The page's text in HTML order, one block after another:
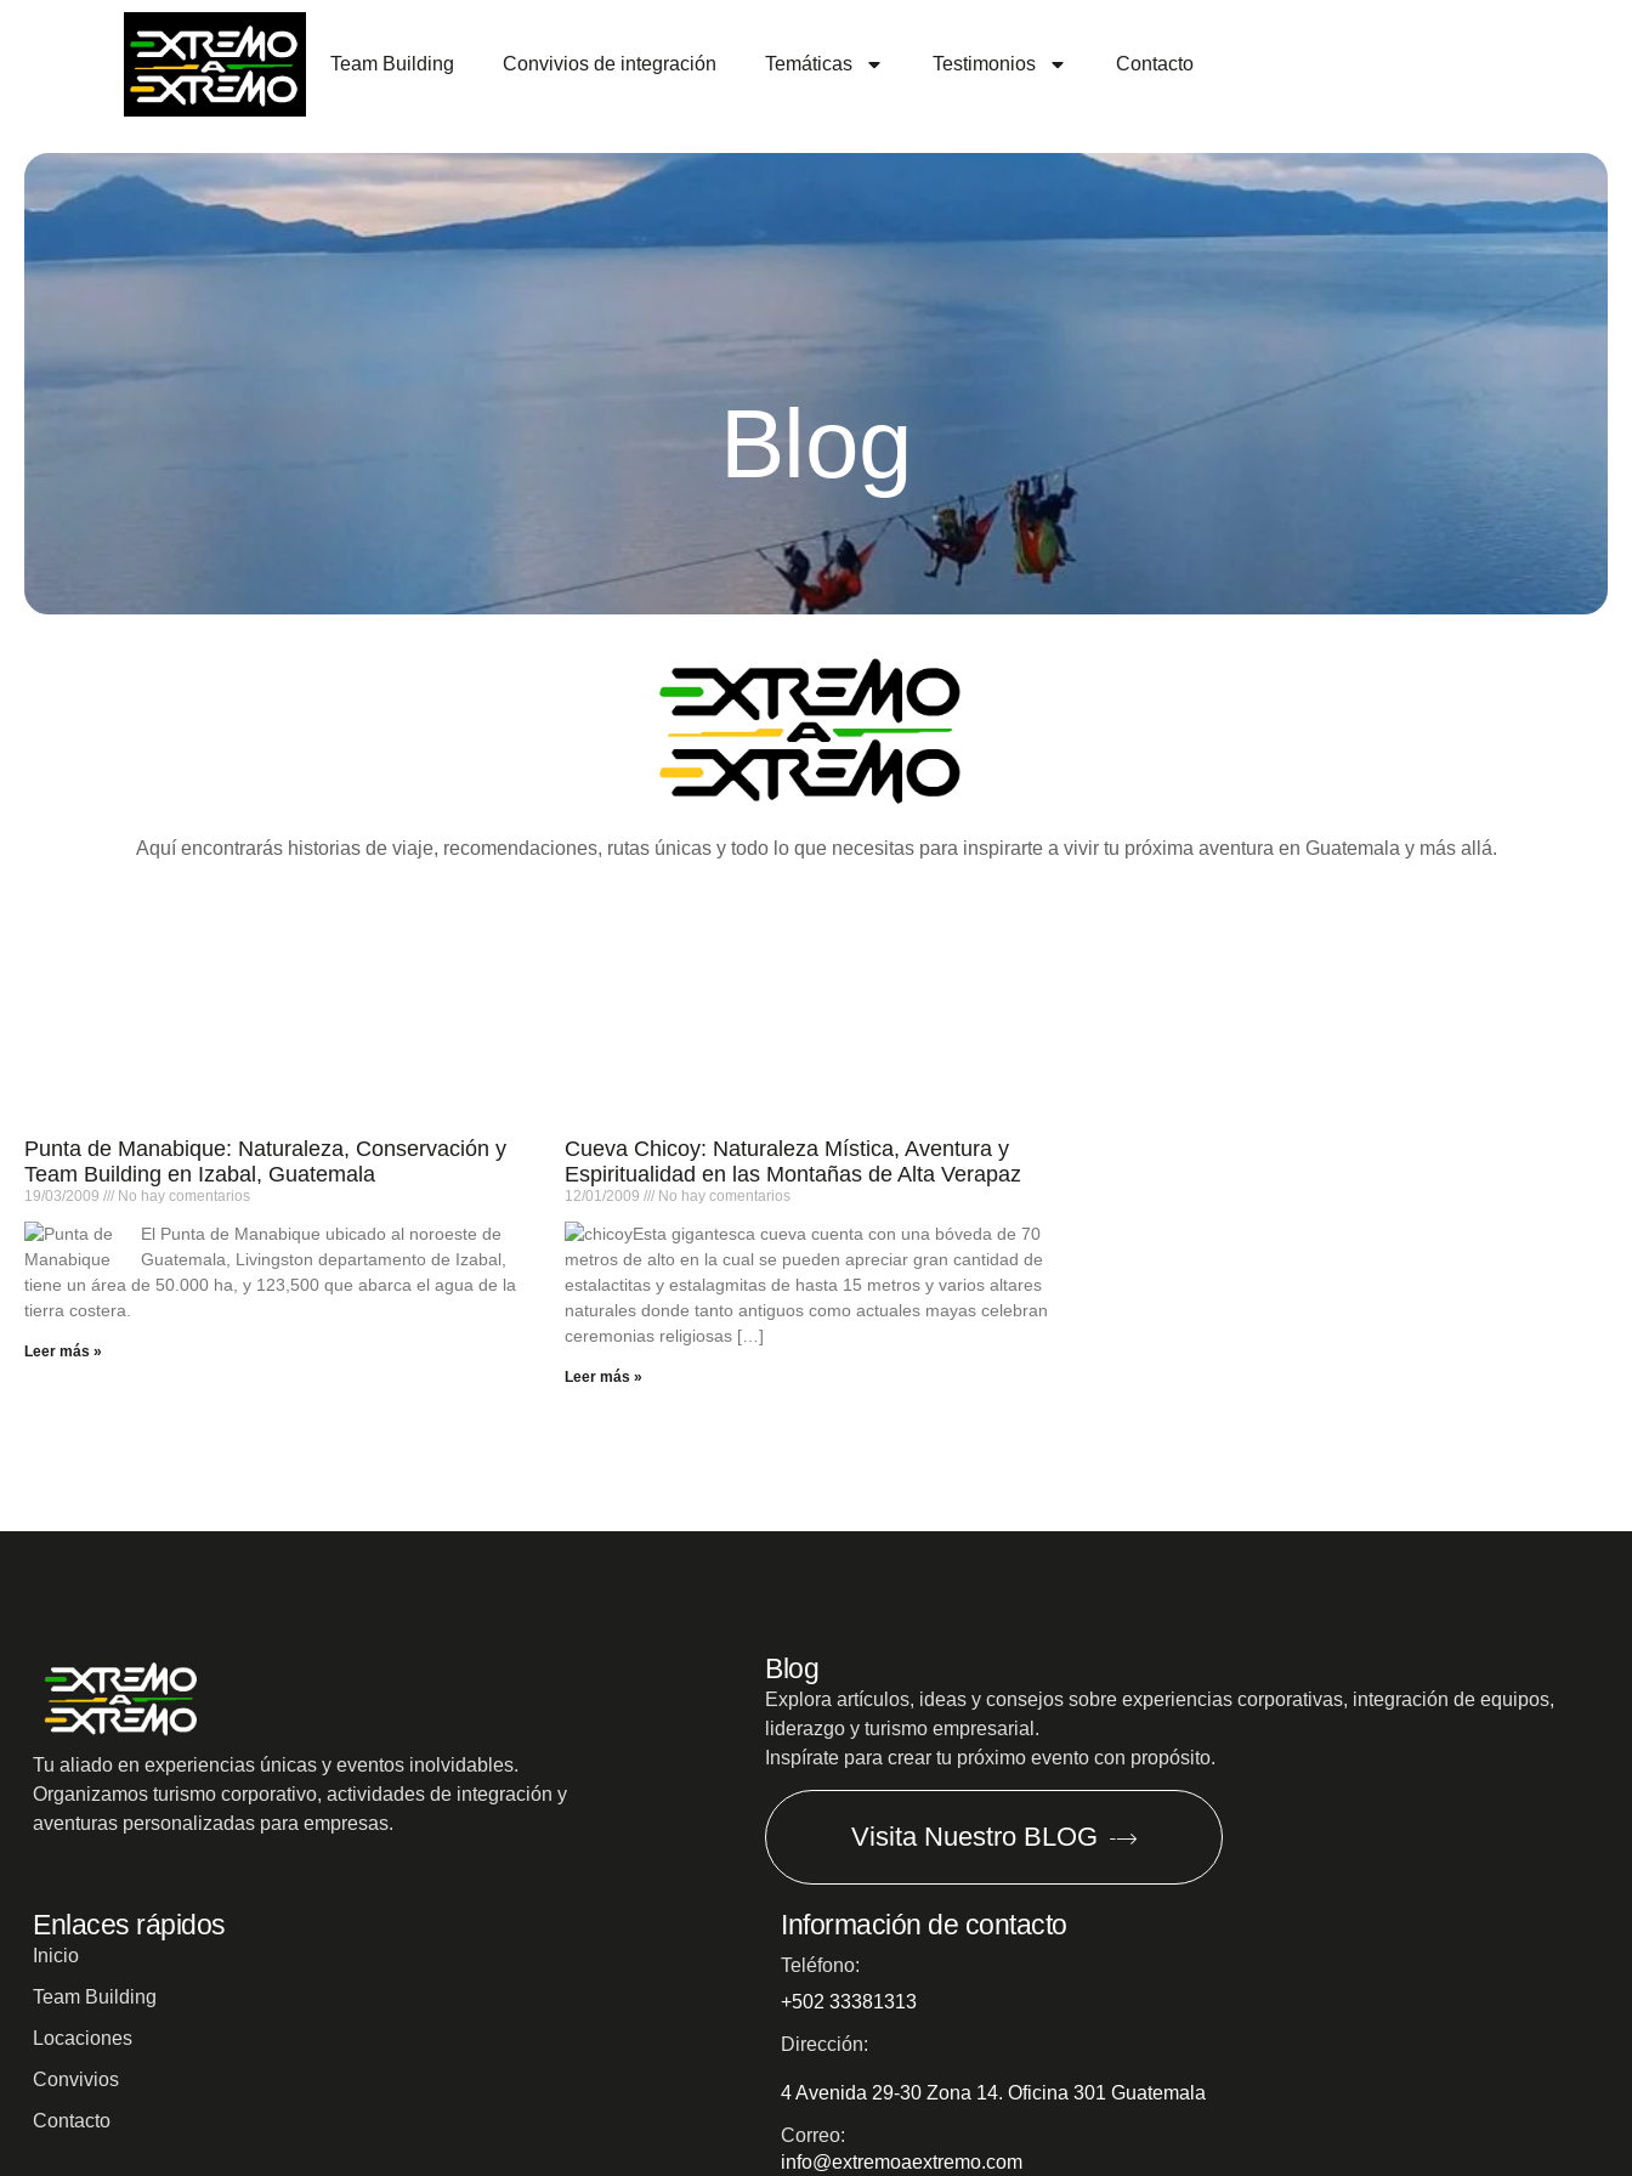
Team Building Convivios de integración Temáticas Testimonios Contacto
Blog
Aquí encontrarás historias de viaje, recomendaciones, rutas únicas y todo lo que necesitas para inspirarte a vivir tu próxima aventura en Guatemala y más allá.
Punta de Manabique: Naturaleza, Conservación y
Team Building en Izabal, Guatemala
19/03/2009 No hay comentarios
El Punta de Manabique ubicado al noroeste de
Guatemala, Livingston departamento de Izabal,
tiene un área de 50.000 ha, y 123,500 que abarca el agua de la
tierra costera.
Leer más »
Cueva Chicoy: Naturaleza Mística, Aventura y
Espiritualidad en las Montañas de Alta Verapaz
12/01/2009 No hay comentarios
Esta gigantesca cueva cuenta con una bóveda de 70
metros de alto en la cual se pueden apreciar gran cantidad de
estalactitas y estalagmitas de hasta 15 metros y varios altares
naturales donde tanto antiguos como actuales mayas celebran
ceremonias religiosas […]
Leer más »
Tu aliado en experiencias únicas y eventos inolvidables.
Organizamos turismo corporativo, actividades de integración y
aventuras personalizadas para empresas.
Blog
Explora artículos, ideas y consejos sobre experiencias corporativas, integración de equipos,
liderazgo y turismo empresarial.
Inspírate para crear tu próximo evento con propósito.
Visita Nuestro BLOG
Enlaces rápidos
Inicio
Team Building
Locaciones
Convivios
Contacto
Información de contacto
Teléfono:
+502 33381313
Dirección:
4 Avenida 29-30 Zona 14. Oficina 301 Guatemala
Correo:
info@extremoaextremo.com